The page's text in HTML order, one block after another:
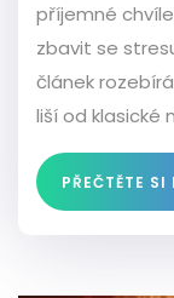
příjemné
zbavit se
článek
liší od klasické
vztah k
praktické
pro úplné
PŘEČTĚTE